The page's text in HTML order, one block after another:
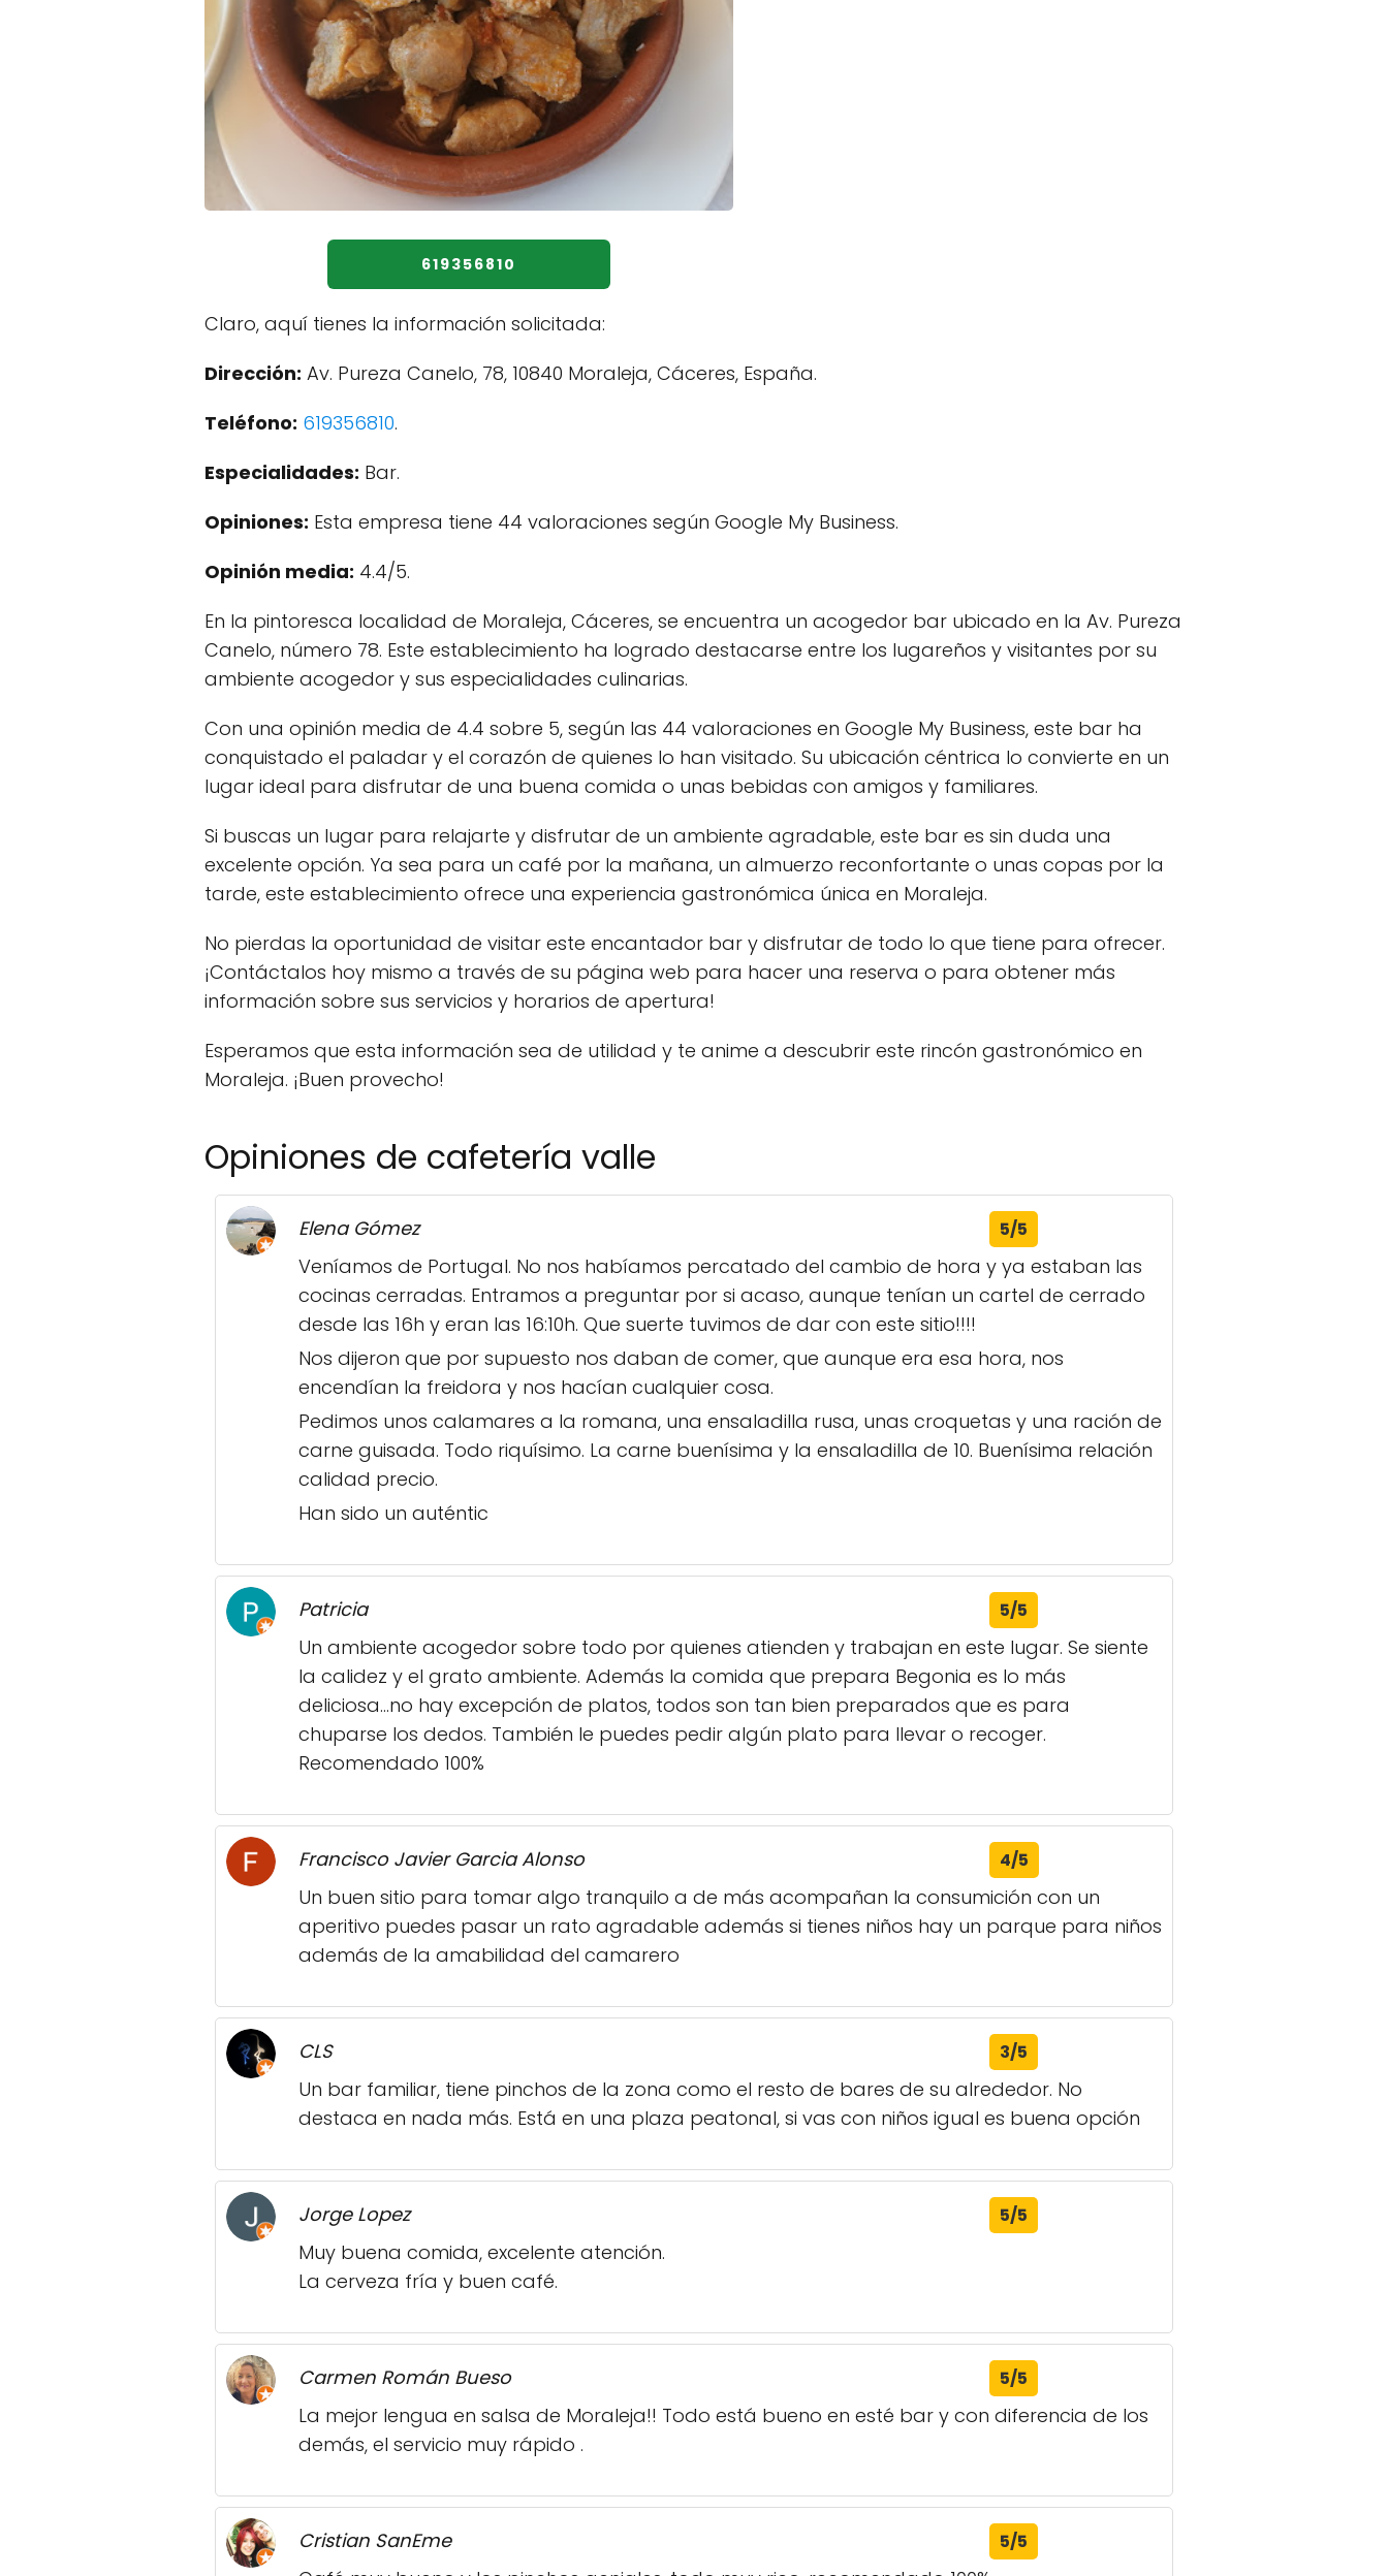
619356810
Claro, aquí tienes la información solicitada:
Dirección: Av. Pureza Canelo, 78, 10840 Moraleja, Cáceres, España.
Teléfono: 619356810.
Especialidades: Bar.
Opiniones: Esta empresa tiene 44 valoraciones según Google My Business.
Opinión media: 4.4/5.
En la pintoresca localidad de Moraleja, Cáceres, se encuentra un acogedor bar ubicado en la Av. Pureza
Canelo, número 78. Este establecimiento ha logrado destacarse entre los lugareños y visitantes por su
ambiente acogedor y sus especialidades culinarias.
Con una opinión media de 4.4 sobre 5, según las 44 valoraciones en Google My Business, este bar ha
conquistado el paladar y el corazón de quienes lo han visitado. Su ubicación céntrica lo convierte en un
lugar ideal para disfrutar de una buena comida o unas bebidas con amigos y familiares.
Si buscas un lugar para relajarte y disfrutar de un ambiente agradable, este bar es sin duda una
excelente opción. Ya sea para un café por la mañana, un almuerzo reconfortante o unas copas por la
tarde, este establecimiento ofrece una experiencia gastronómica única en Moraleja.
No pierdas la oportunidad de visitar este encantador bar y disfrutar de todo lo que tiene para ofrecer.
¡Contáctalos hoy mismo a través de su página web para hacer una reserva o para obtener más
información sobre sus servicios y horarios de apertura!
Esperamos que esta información sea de utilidad y te anime a descubrir este rincón gastronómico en
Moraleja. ¡Buen provecho!
Opiniones de cafetería valle
Elena Gómez 5/5
Veníamos de Portugal. No nos habíamos percatado del cambio de hora y ya estaban las
cocinas cerradas. Entramos a preguntar por si acaso, aunque tenían un cartel de cerrado
desde las 16h y eran las 16:10h. Que suerte tuvimos de dar con este sitio!!!!
Nos dijeron que por supuesto nos daban de comer, que aunque era esa hora, nos
encendían la freidora y nos hacían cualquier cosa.
Pedimos unos calamares a la romana, una ensaladilla rusa, unas croquetas y una ración de
carne guisada. Todo riquísimo. La carne buenísima y la ensaladilla de 10. Buenísima relación
calidad precio.
Han sido un auténtic
Patricia 5/5
Un ambiente acogedor sobre todo por quienes atienden y trabajan en este lugar. Se siente
la calidez y el grato ambiente. Además la comida que prepara Begonia es lo más
deliciosa...no hay excepción de platos, todos son tan bien preparados que es para
chuparse los dedos. También le puedes pedir algún plato para llevar o recoger.
Recomendado 100%
Francisco Javier Garcia Alonso 4/5
Un buen sitio para tomar algo tranquilo a de más acompañan la consumición con un
aperitivo puedes pasar un rato agradable además si tienes niños hay un parque para niños
además de la amabilidad del camarero
CLS 3/5
Un bar familiar, tiene pinchos de la zona como el resto de bares de su alrededor. No
destaca en nada más. Está en una plaza peatonal, si vas con niños igual es buena opción
Jorge Lopez 5/5
Muy buena comida, excelente atención.
La cerveza fría y buen café.
Carmen Román Bueso 5/5
La mejor lengua en salsa de Moraleja!! Todo está bueno en esté bar y con diferencia de los
demás, el servicio muy rápido .
Cristian SanEme 5/5